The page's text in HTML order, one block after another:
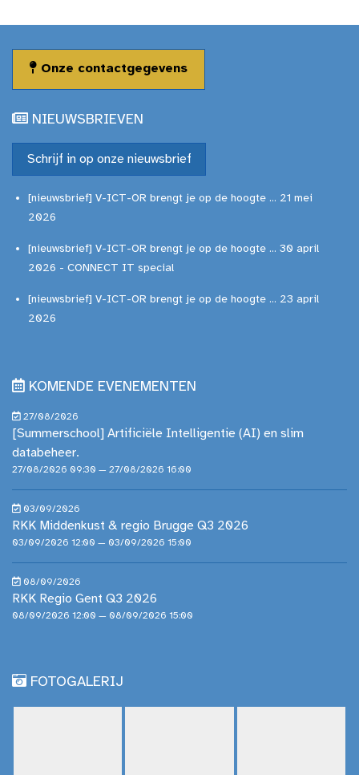
Onze contactgegevens
NIEUWSBRIEVEN
Schrijf in op onze nieuwsbrief
[nieuwsbrief] V-ICT-OR brengt je op de hoogte ... 21 mei
2026
[nieuwsbrief] V-ICT-OR brengt je op de hoogte ... 30 april
2026 - CONNECT IT special
[nieuwsbrief] V-ICT-OR brengt je op de hoogte ... 23 april
2026
KOMENDE EVENEMENTEN
27/08/2026
[Summerschool] Artificiële Intelligentie (AI) en slim
databeheer.
27/08/2026 09:30 — 27/08/2026 16:00
03/09/2026
RKK Middenkust & regio Brugge Q3 2026
03/09/2026 12:00 — 03/09/2026 15:00
08/09/2026
RKK Regio Gent Q3 2026
08/09/2026 12:00 — 08/09/2026 15:00
FOTOGALERIJ